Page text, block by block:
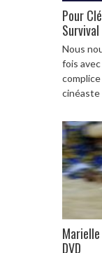
Pour
Survival
Nous
fois
cinéaste
DVD